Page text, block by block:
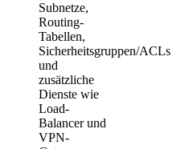
Subnetze,
Routing-
Tabellen,
Sicherheitsgruppen/ACLs
und
zusätzliche
Dienste wie
Load-
Balancer und
VPN-